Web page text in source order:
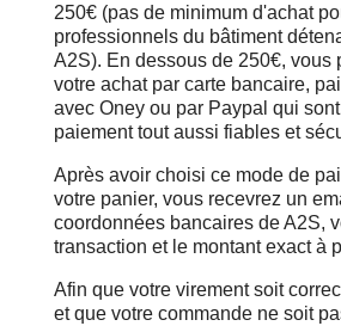
250€ (pas de minimum d'achat
professionnels du bâtiment
A2S). En dessous de 250€, vous
votre achat par carte bancaire,
avec Oney ou par Paypal qui
paiement tout aussi fiables et
Après avoir choisi ce mode de
votre panier, vous recevrez un
coordonnées bancaires de A2S,
transaction et le montant exact à
Afin que votre virement soit
et que votre commande ne soit